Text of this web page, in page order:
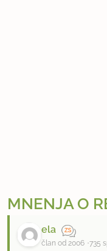
MNENJA O
ela
član od 2006 735